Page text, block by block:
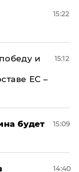
15:22
и
ЕС –
15:12
будет
15:09
14:40